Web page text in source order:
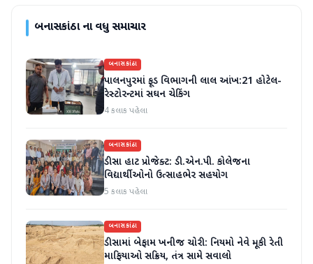
બનાસકાંઠાના વધુ સમાચાર
બનાસકાંઠા
પાલનપુરમાં ફૂડ વિભાગની લાલ આંખ:21 હોટેલ-
રેસ્ટોરન્ટમાં સઘન ચેકિંગ
4 કલાક પહેલા
બનાસકાંઠા
ડીસા હાટ પ્રોજેક્ટ: ડી.એન.પી. કોલેજના
વિદ્યાર્થીઓનો ઉત્સાહભેર સહયોગ
5 કલાક પહેલા
બનાસકાંઠા
ડીસામાં બેફામ ખનીજ ચોરી: નિયમો નેવે મૂકી રેતી
માફિયાઓ સક્રિય, તંત્ર સામે સવાલો